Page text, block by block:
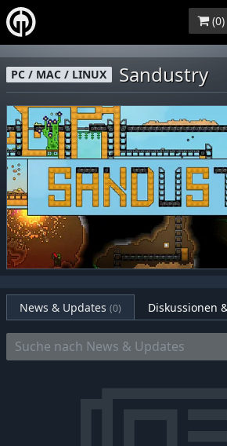
(0)
PC / MAC / LINUX Sandustry
News & Updates (0) Diskussionen